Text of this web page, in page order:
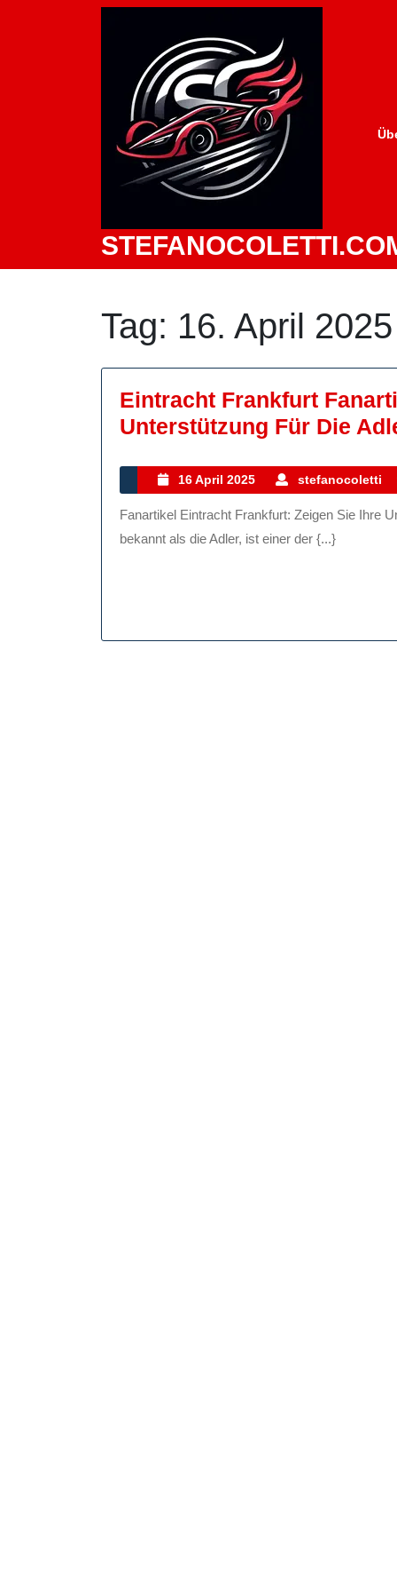
Tag: 16. April 2025
Eintracht Frankfurt
Unterstützung Für Die
16 April 2025
16
April
2025
stefanocoletti
Fanartikel Eintracht Frankfurt: Zeigen Sie Ihre Unterstützung für die Adler! Eintracht Frankfurt, auch
bekannt als die Adler, ist einer der {...}